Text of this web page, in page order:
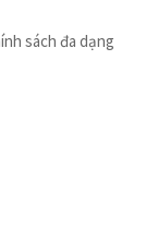
sách đa dạng